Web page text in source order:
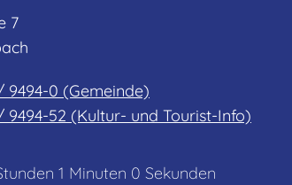
7
9494-0 (Gemeinde)
9494-52 (Kultur- und Tourist-Info)
1 Minuten 0 Sekunden